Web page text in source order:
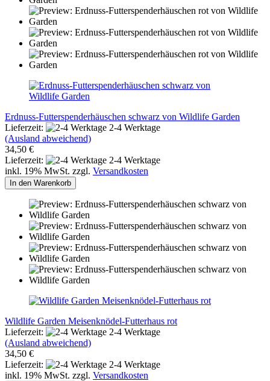
Erdnuss-Futterspenderhäuschen schwarz von Wildlife Garden
Lieferzeit:
2-4 Werktage
(Ausland abweichend)
34,50 €
Lieferzeit:
2-4 Werktage
inkl. 19% MwSt. zzgl. Versandkosten
In den Warenkorb
Wildlife Garden Meisenknödel-Futterhaus rot
Lieferzeit:
2-4 Werktage
(Ausland abweichend)
34,50 €
Lieferzeit:
2-4 Werktage
inkl. 19% MwSt. zzgl. Versandkosten